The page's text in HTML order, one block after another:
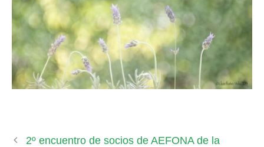
2º encuentro de socios de AEFONA de la